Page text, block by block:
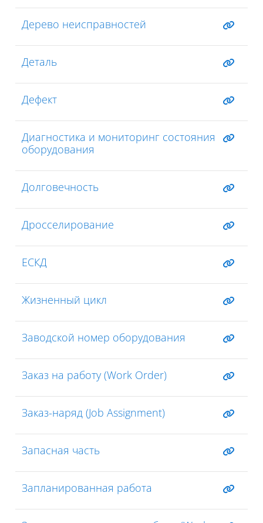
Дерево неисправностей
Деталь
Дефект
Диагностика и мониторинг состояния
оборудования
Долговечность
Дросселирование
ЕСКД
Жизненный цикл
Заводской номер оборудования
Заказ на работу (Work Order)
Заказ-наряд (Job Assignment)
Запасная часть
Запланированная работа